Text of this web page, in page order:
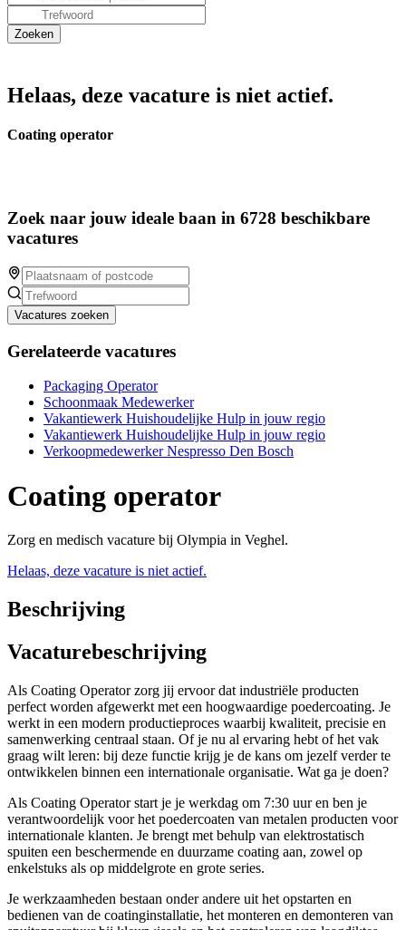
Helaas, deze vacature is niet actief.
Coating operator
Zoek naar jouw ideale baan in 6728 beschikbare
vacatures
Vacatures zoeken
Gerelateerde vacatures
Packaging Operator
Schoonmaak Medewerker
Vakantiewerk Huishoudelijke Hulp in jouw regio
Vakantiewerk Huishoudelijke Hulp in jouw regio
Verkoopmedewerker Nespresso Den Bosch
Coating operator
Zorg en medisch vacature bij Olympia in Veghel.
Helaas, deze vacature is niet actief.
Beschrijving
Vacaturebeschrijving
Als Coating Operator zorg jij ervoor dat industriële producten
perfect worden afgewerkt met een hoogwaardige poedercoating. Je
werkt in een modern productieproces waarbij kwaliteit, precisie en
samenwerking centraal staan. Of je nu al ervaring hebt of het vak
graag wilt leren: bij deze functie krijg je de kans om jezelf verder te
ontwikkelen binnen een internationale organisatie. Wat ga je doen?
Als Coating Operator start je je werkdag om 7:30 uur en ben je
verantwoordelijk voor het poedercoaten van metalen producten voor
internationale klanten. Je brengt met behulp van elektrostatisch
spuiten een beschermende en duurzame coating aan, zowel op
enkelstuks als op middelgrote en grote series.
Je werkzaamheden bestaan onder andere uit het opstarten en
bedienen van de coatinginstallatie, het monteren en demonteren van